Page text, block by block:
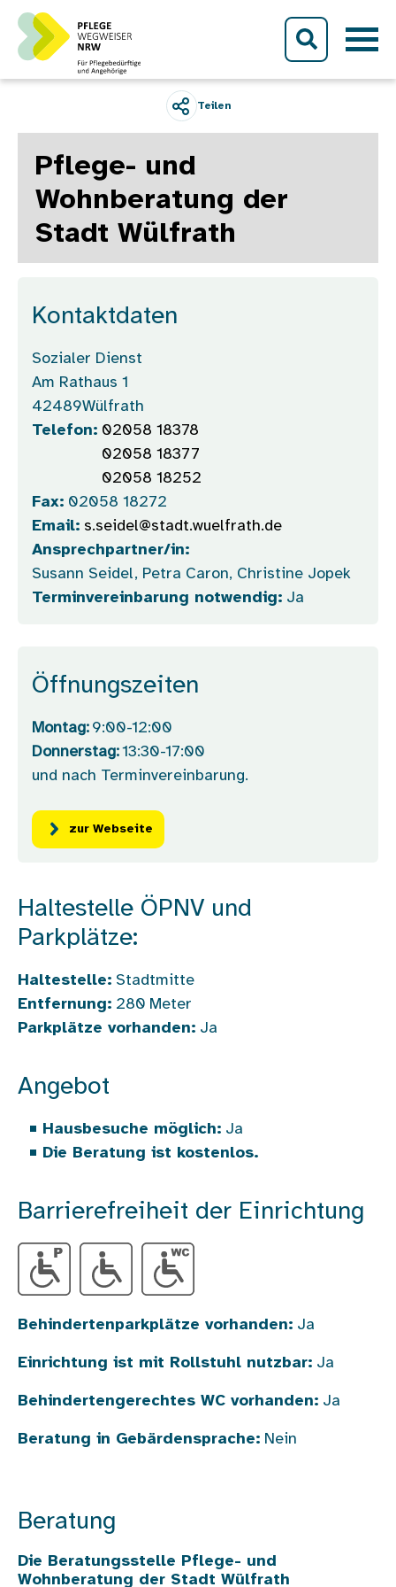
Direkt zum Inhalt
Teilen
Pflege- und
Wohnberatung der
Stadt Wülfrath
Kontaktdaten
Sozialer Dienst
Am Rathaus 1
42489Wülfrath
Telefon: 02058 18378
02058 18377
02058 18252
Fax: 02058 18272
Email: s.seidel@stadt.wuelfrath.de
Ansprechpartner/in:
Susann Seidel, Petra Caron, Christine Jopek
Terminvereinbarung notwendig: Ja
Öffnungszeiten
Montag: 9:00-12:00
Donnerstag:13:30-17:00
und nach Terminvereinbarung.
zur Webseite
Haltestelle ÖPNV und
Parkplätze:
Haltestelle: Stadtmitte
Entfernung: 280 Meter
Parkplätze vorhanden: Ja
Angebot
Hausbesuche möglich: Ja
Die Beratung ist kostenlos.
Barrierefreiheit der Einrichtung
Behindertenparkplätze vorhanden: Ja
Einrichtung ist mit Rollstuhl nutzbar: Ja
Behindertengerechtes WC vorhanden: Ja
Beratung in Gebärdensprache: Nein
Beratung
Die Beratungsstelle Pflege- und
Wohnberatung der Stadt Wülfrath